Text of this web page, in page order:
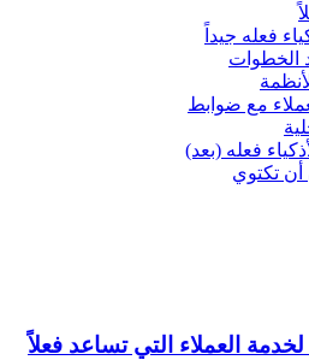
فعله جيداً
الخطوات
مع ضوابط
فعله (بعد)
أن تكتوي
العملاء التي تساعد فعلاً